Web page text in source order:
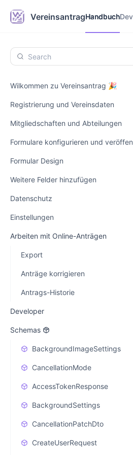
VereinsantragHandbuch
Search
Wilkommen zu Vereinsantrag 🎉
Registrierung und Vereinsdaten
Mitgliedschaften und Abteilungen
Formulare konfigurieren und
Formular Design
Weitere Felder hinzufügen
Datenschutz
Einstellungen
Arbeiten mit Online-Anträgen
Export
Anträge korrigieren
Antrags-Historie
Developer
Schemas
BackgroundImageSettings
CancellationMode
AccessTokenResponse
BackgroundSettings
CancellationPatchDto
CreateUserRequest